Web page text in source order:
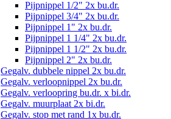
Pijpnippel 1/2" 2x bu.dr.
Pijpnippel 3/4" 2x bu.dr.
Pijpnippel 1" 2x bu.dr.
Pijpnippel 1 1/4" 2x bu.dr.
Pijpnippel 1 1/2" 2x bu.dr.
Pijpnippel 2" 2x bu.dr.
Gegalv. dubbele nippel 2x bu.dr.
Gegalv. verloopnippel 2x bu.dr.
Gegalv. verloopring bu.dr. x bi.dr.
Gegalv. muurplaat 2x bi.dr.
Gegalv. stop met rand 1x bu.dr.